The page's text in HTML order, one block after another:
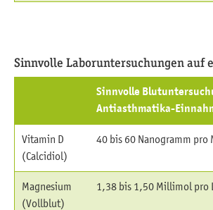
Sinnvolle Laboruntersuchungen auf
Sinnvolle
Antiasthmatika-
Vitamin D
(Calcidiol)
40 bis 60 Nanogramm
Magnesium
(Vollblut)
1,38 bis 1,50 Millimol